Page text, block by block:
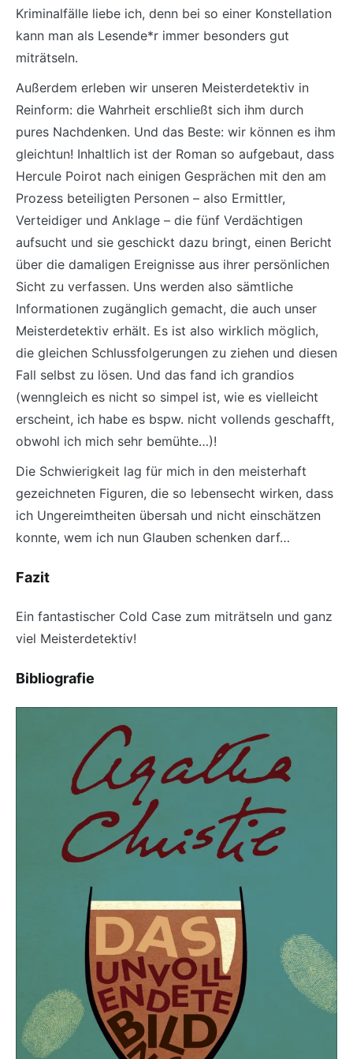
Kriminalfälle liebe ich, denn bei so einer Konstellation
kann man als Lesende*r immer besonders gut
miträtseln.
Außerdem erleben wir unseren Meisterdetektiv in
Reinform: die Wahrheit erschließt sich ihm durch
pures Nachdenken. Und das Beste: wir können es ihm
gleichtun! Inhaltlich ist der Roman so aufgebaut, dass
Hercule Poirot nach einigen Gesprächen mit den am
Prozess beteiligten Personen – also Ermittler,
Verteidiger und Anklage – die fünf Verdächtigen
aufsucht und sie geschickt dazu bringt, einen Bericht
über die damaligen Ereignisse aus ihrer persönlichen
Sicht zu verfassen. Uns werden also sämtliche
Informationen zugänglich gemacht, die auch unser
Meisterdetektiv erhält. Es ist also wirklich möglich,
die gleichen Schlussfolgerungen zu ziehen und diesen
Fall selbst zu lösen. Und das fand ich grandios
(wenngleich es nicht so simpel ist, wie es vielleicht
erscheint, ich habe es bspw. nicht vollends geschafft,
obwohl ich mich sehr bemühte…)!
Die Schwierigkeit lag für mich in den meisterhaft
gezeichneten Figuren, die so lebensecht wirken, dass
ich Ungereimtheiten übersah und nicht einschätzen
konnte, wem ich nun Glauben schenken darf…
Fazit
Ein fantastischer Cold Case zum miträtseln und ganz
viel Meisterdetektiv!
Bibliografie